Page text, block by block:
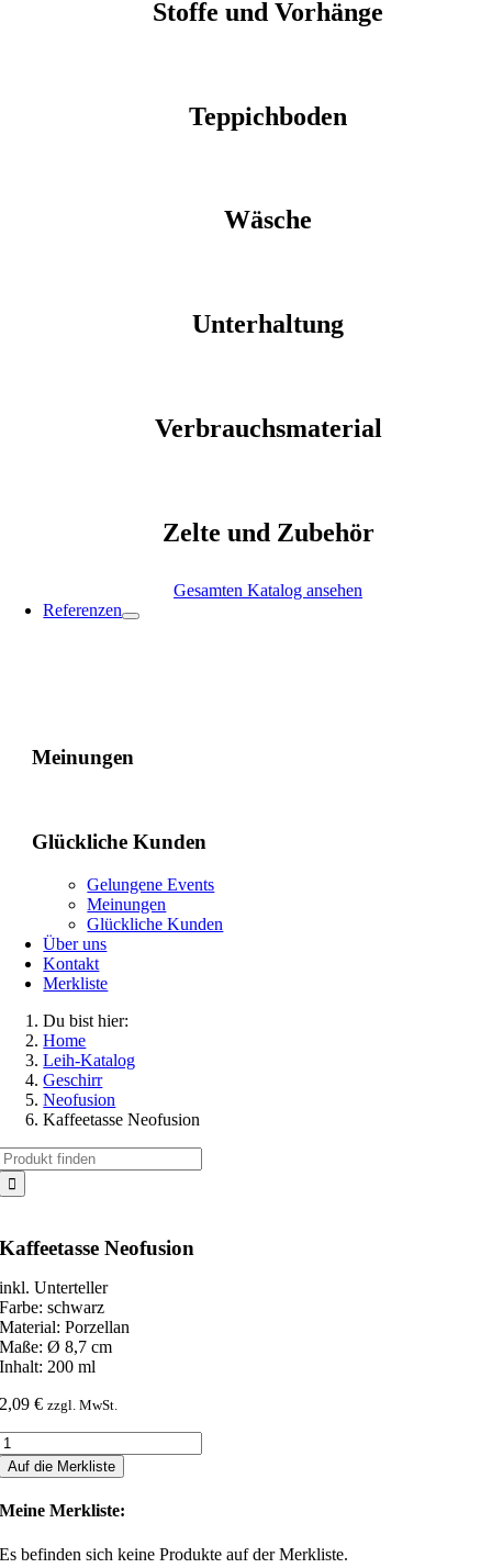
Stoffe und Vorhänge
Teppichboden
Wäsche
Unterhaltung
Verbrauchsmaterial
Zelte und Zubehör
Gesamten Katalog ansehen
Referenzen
Meinungen
Glückliche Kunden
Gelungene Events
Meinungen
Glückliche Kunden
Über uns
Kontakt
Merkliste
Du bist hier:
Home
Leih-Katalog
Geschirr
Neofusion
Kaffeetasse Neofusion
Kaffeetasse Neofusion
inkl. Unterteller
Farbe: schwarz
Material: Porzellan
Maße: Ø 8,7 cm
Inhalt: 200 ml
2,09€ zzgl. MwSt.
Auf die Merkliste
Meine Merkliste:
Es befinden sich keine Produkte auf der Merkliste.